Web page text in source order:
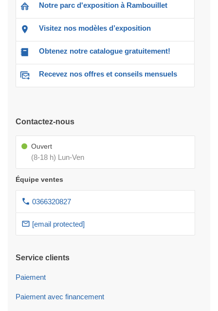
Notre parc d'exposition à Rambouillet
Visitez nos modèles d’exposition
Obtenez notre catalogue gratuitement!
Recevez nos offres et conseils mensuels
Contactez-nous
Ouvert
(8-18 h) Lun-Ven
Équipe ventes
0366320827
[email protected]
Service clients
Paiement
Paiement avec financement